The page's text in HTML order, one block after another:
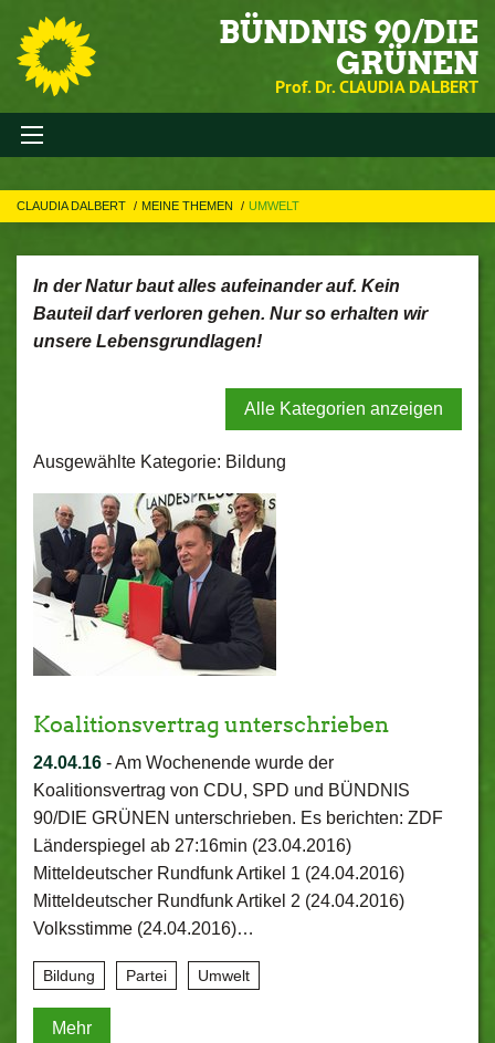
BÜNDNIS 90/DIE
GRÜNEN
Prof. Dr. CLAUDIA DALBERT
CLAUDIA DALBERT MEINE THEMEN UMWELT
In der Natur baut alles aufeinander auf. Kein
Bauteil darf verloren gehen. Nur so erhalten wir
unsere Lebensgrundlagen!
Alle Kategorien anzeigen
Ausgewählte Kategorie: Bildung
Koalitionsvertrag unterschrieben
24.04.16 -Am Wochenende wurde der
Koalitionsvertrag von CDU, SPD und BÜNDNIS
90/DIE GRÜNEN unterschrieben. Es berichten: ZDF
Länderspiegel ab 27:16min (23.04.2016)
Mitteldeutscher Rundfunk Artikel 1 (24.04.2016)
Mitteldeutscher Rundfunk Artikel 2 (24.04.2016)
Volksstimme (24.04.2016)…
Bildung Partei Umwelt
Mehr